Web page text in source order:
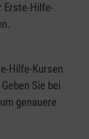
Erste-Hilfe-
Hilfe-Kursen
Sie bei
genauere